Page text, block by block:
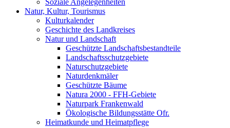
Soziale Angelegenheiten
Natur, Kultur, Tourismus
Kulturkalender
Geschichte des Landkreises
Natur und Landschaft
Geschützte Landschaftsbestandteile
Landschaftsschutzgebiete
Naturschutzgebiete
Naturdenkmäler
Geschützte Bäume
Natura 2000 - FFH-Gebiete
Naturpark Frankenwald
Ökologische Bildungsstätte Ofr.
Heimatkunde und Heimatpflege